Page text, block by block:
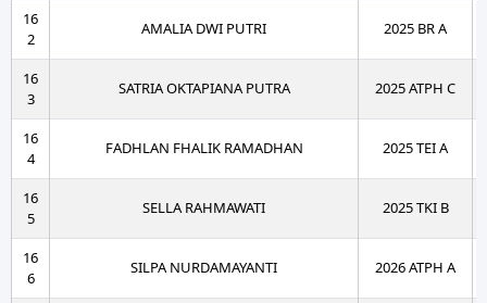
16
2
AMALIA DWI PUTRI 2025 BR A
16
3
SATRIA OKTAPIANA PUTRA 2025 ATPH C
16
4
FADHLAN FHALIK RAMADHAN 2025 TEI A
16
5
SELLA RAHMAWATI 2025 TKI B
16
6
SILPA NURDAMAYANTI 2026 ATPH A